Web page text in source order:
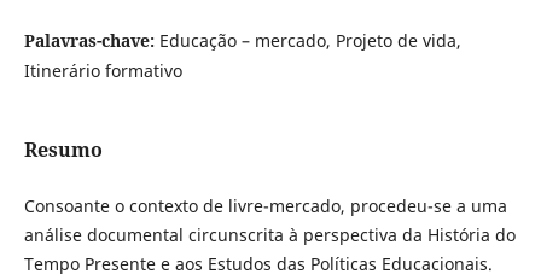
Palavras-chave: Educação – mercado, Projeto de vida,
Itinerário formativo
Resumo
Consoante o contexto de livre-mercado, procedeu-se a uma
análise documental circunscrita à perspectiva da História do
Tempo Presente e aos Estudos das Políticas Educacionais.